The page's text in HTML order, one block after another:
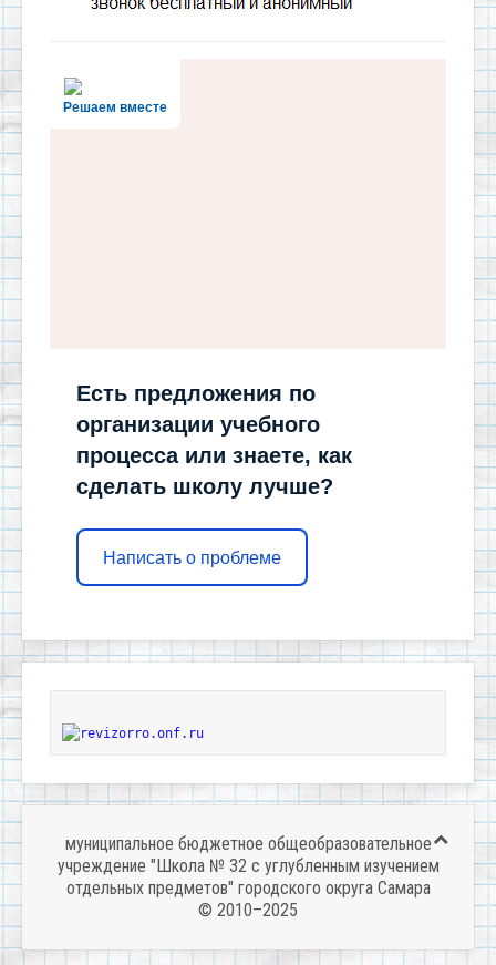
Решаем вместе
Есть предложения по
организации учебного
процесса или знаете, как
сделать школу лучше?
Написать о проблеме
муниципальное бюджетное общеобразовательное
учреждение "Школа № 32 с углубленным изучением
отдельных предметов" городского округа Самара
© 2010–2025